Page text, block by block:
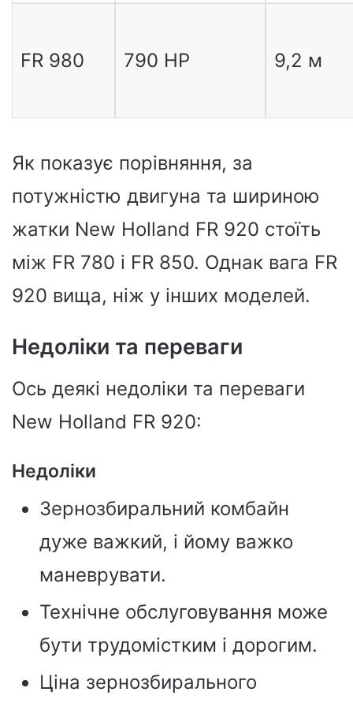
FR 980 790 HP 9,2 м
Як показує порівняння, за
потужністю двигуна та шириною
жатки New Holland FR 920 стоїть
між FR 780 і ​​FR 850. Однак вага FR
920 вища, ніж у інших моделей.
Недоліки та переваги
Ось деякі недоліки та переваги
New Holland FR 920:
Недоліки
Зернозбиральний комбайн
дуже важкий, і йому важко
маневрувати.
Технічне обслуговування може
бути трудомістким і дорогим.
Ціна зернозбирального